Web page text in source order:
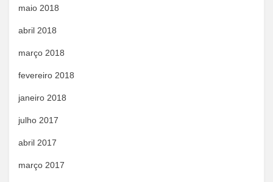
maio 2018
abril 2018
março 2018
fevereiro 2018
janeiro 2018
julho 2017
abril 2017
março 2017